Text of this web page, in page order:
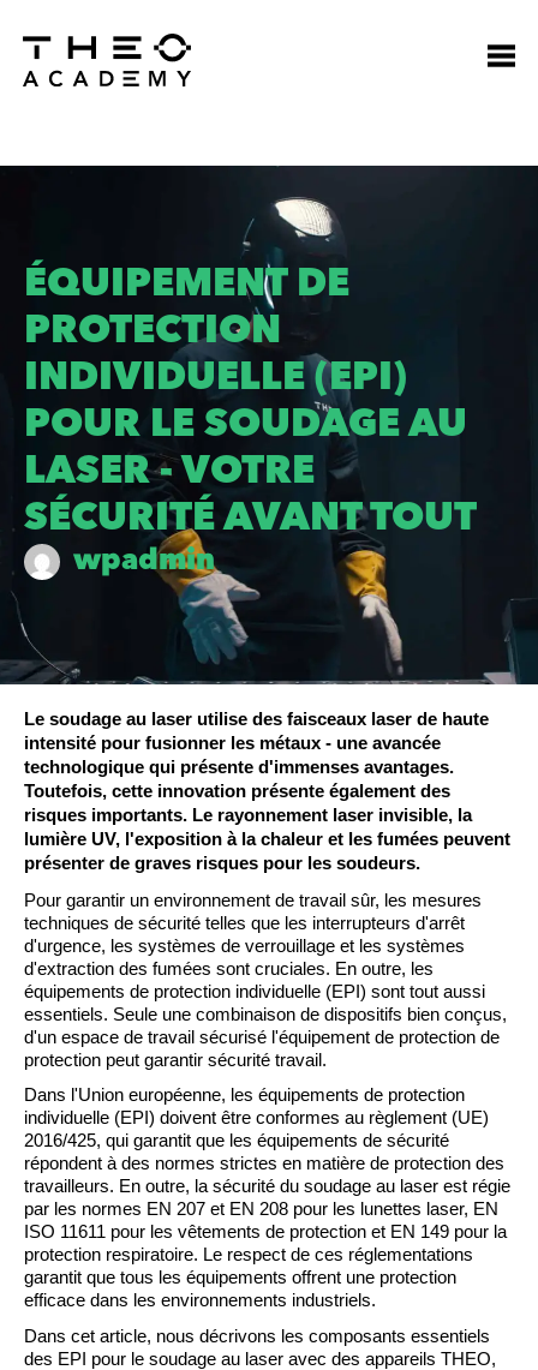
ÉQUIPEMENT DE
PROTECTION
INDIVIDUELLE (EPI)
POUR LE SOUDAGE AU
LASER - VOTRE
SÉCURITÉ AVANT TOUT
wpadmin
Le soudage au laser utilise des faisceaux laser de haute
intensité pour fusionner les métaux - une avancée
technologique qui présente d'immenses avantages.
Toutefois, cette innovation présente également des
risques importants. Le rayonnement laser invisible, la
lumière UV, l'exposition à la chaleur et les fumées peuvent
présenter de graves risques pour les soudeurs.
Pour garantir un environnement de travail sûr, les mesures
techniques de sécurité telles que les interrupteurs d'arrêt
d'urgence, les systèmes de verrouillage et les systèmes
d'extraction des fumées sont cruciales. En outre, les
équipements de protection individuelle (EPI) sont tout aussi
essentiels. Seule une combinaison de dispositifs bien conçus,
d'un espace de travail sécurisé l'équipement de protection de
protection peut garantir sécurité travail .
Dans l'Union européenne, les équipements de protection
individuelle (EPI) doivent être conformes au règlement (UE)
2016/425, qui garantit que les équipements de sécurité
répondent à des normes strictes en matière de protection des
travailleurs. En outre, la sécurité du soudage au laser est régie
par les normes EN 207 et EN 208 pour les lunettes laser, EN
ISO 11611 pour les vêtements de protection et EN 149 pour la
protection respiratoire. Le respect de ces réglementations
garantit que tous les équipements offrent une protection
efficace dans les environnements industriels.
Dans cet article, nous décrivons les composants essentiels
des EPI pour le soudage au laser avec des appareils THEO,